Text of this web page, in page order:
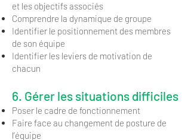
et les objectifs associés
Comprendre la dynamique de groupe
Identifier le positionnement des membres
de son équipe
Identifier les leviers de motivation de
chacun
6. Gérer les situations difficiles
Poser le cadre de fonctionnement
Faire face au changement de posture de
l’équipe